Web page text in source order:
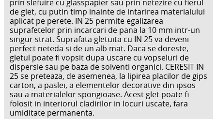
prin slefuire cu glasspapier sau prin netezire cu fierul
de glet, cu putin timp inainte de intarirea materialului
aplicat pe perete. IN 25 permite egalizarea
suprafetelor prin incarcari de pana la 10 mm intr-un
singur strat. Suprafata gletuita cu IN 25 va deveni
perfect neteda si de un alb mat. Daca se doreste,
gletul poate fi vopsit dupa uscare cu vopseluri de
dispersie sau pe baza de solventi organici. CERESIT IN
25 se preteaza, de asemenea, la lipirea placilor de gips
carton, a paslei, a elementelor decorative din ipsos
sau a materialelor spongioase. Acest glet poate fi
folosit in interiorul cladirilor in locuri uscate, fara
umiditate permanenta.